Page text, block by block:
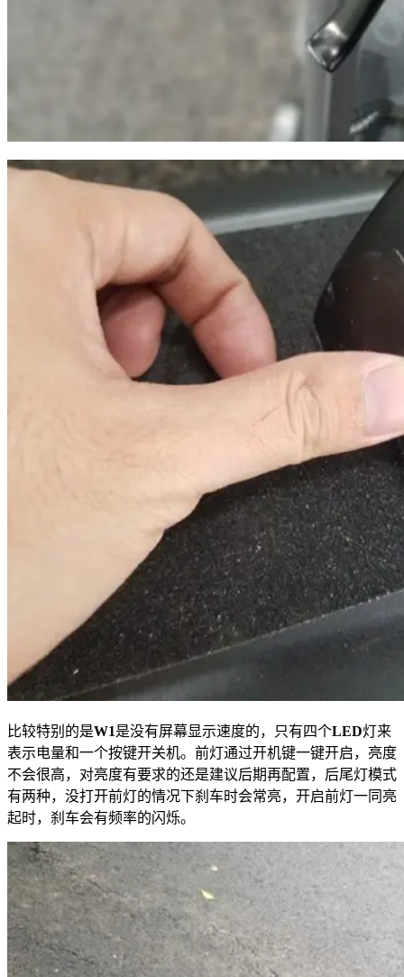
比较特别的是W1是没有屏幕显示速度的，只有四个LED灯来
表示电量和一个按键开关机。前灯通过开机键一键开启，亮度
不会很高，对亮度有要求的还是建议后期再配置，后尾灯模式
有两种，没打开前灯的情况下刹车时会常亮，开启前灯一同亮
起时，刹车会有频率的闪烁。